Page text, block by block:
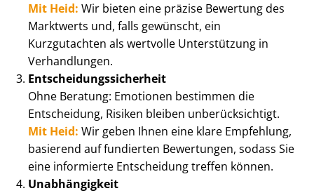
Mit Heid: Wir bieten eine präzise Bewertung des
Marktwerts und, falls gewünscht, ein
Kurzgutachten als wertvolle Unterstützung in
Verhandlungen.
Ent­schei­dungs­si­cher­heit
Ohne Beratung: Emotionen bestimmen die
Entscheidung, Risiken bleiben un­be­rück­sich­tigt.
Mit Heid: Wir geben Ihnen eine klare Empfehlung,
basierend auf fundierten Bewertungen, sodass Sie
eine informierte Entscheidung treffen können.
Unabhängigkeit